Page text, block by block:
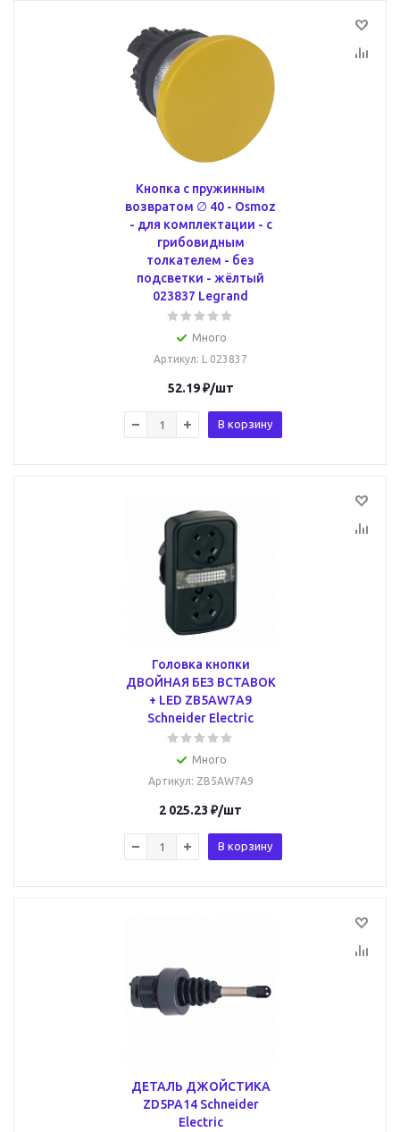
Кнопка с пружинным
возвратом ∅ 40 - Osmoz
- для комплектации - с
грибовидным
толкателем - без
подсветки - жёлтый
023837 Legrand
Много
Артикул: L 023837
52.19₽/шт
В корзину
Головка кнопки
ДВОЙНАЯ БЕЗ ВСТАВОК
+ LED ZB5AW7A9
Schneider Electric
Много
Артикул: ZB5AW7A9
2 025.23 ₽/шт
В корзину
ДЕТАЛЬ ДЖОЙСТИКА
ZD5PA14 Schneider
Electric